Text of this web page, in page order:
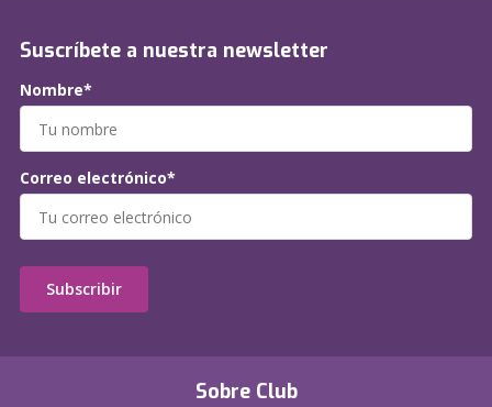
Sobre Club
Suscríbete a nuestra newsletter
Nombre*
Correo electrónico*
Subscribir